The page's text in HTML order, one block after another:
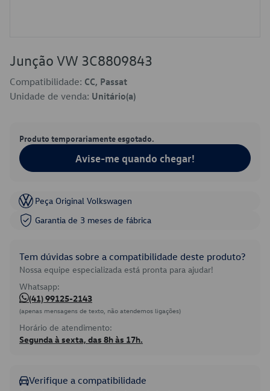
Junção VW 3C8809843
Compatibilidade: CC, Passat
Unidade de venda: Unitário(a)
Produto temporariamente esgotado.
Avise-me quando chegar!
Peça Original Volkswagen
Garantia de 3 meses de fábrica
Tem dúvidas sobre a compatibilidade deste produto?
Nossa equipe especializada está pronta para ajudar!
Whatsapp:
(41) 99125-2143
(apenas mensagens de texto, não atendemos ligações)
Horário de atendimento:
Segunda à sexta, das 8h às 17h.
Verifique a compatibilidade